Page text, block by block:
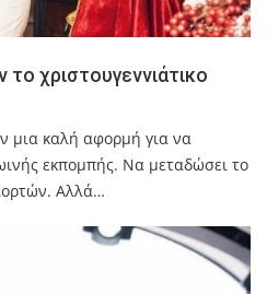
χριστουγεννιάτικο
μια καλή αφορμή για να
εκπομπής. Να μεταδώσει το
Αλλά…